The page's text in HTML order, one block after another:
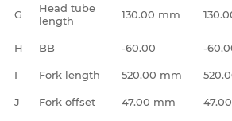
G
Head tube
length
130.00 mm
H BB -60.00 -
I Fork length 520.00 mm
J Fork offset 47.00 mm